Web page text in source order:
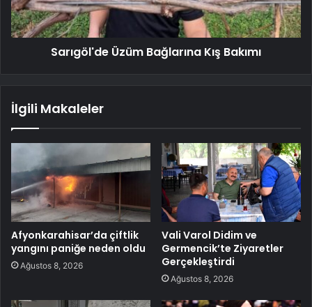
Sarıgöl'de Üzüm Bağlarına Kış Bakımı
İlgili Makaleler
Afyonkarahisar’da çiftlik
yangını paniğe neden oldu
Ağustos 8, 2026
Vali Varol Didim ve
Germencik’te Ziyaretler
Gerçekleştirdi
Ağustos 8, 2026